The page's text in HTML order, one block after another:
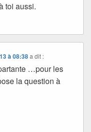
toi aussi.
à 08:38 a dit :
…pour les
la question à